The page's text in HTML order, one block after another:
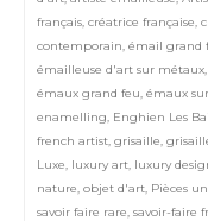
français, créatrice française,
contemporain, émail grand
émailleuse d'art sur métaux,
émaux grand feu, émaux
enamelling, Enghien Les
french artist, grisaille,
Luxe, luxury art, luxury
nature, objet d'art, Pièces
savoir faire rare, savoir-faire